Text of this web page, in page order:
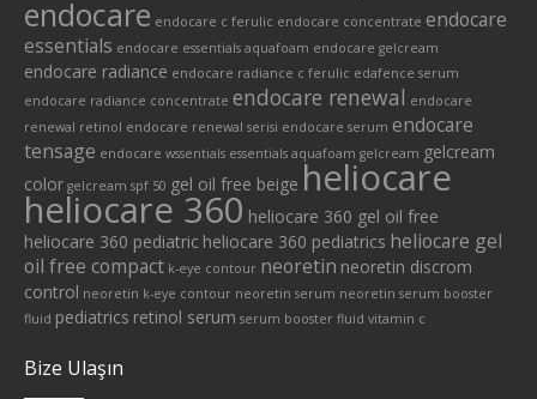
endocare endocare c ferulic endocare concentrate endocare
essentials endocare essentials aquafoam endocare gelcream
endocare radiance endocare radiance c ferulic edafence serum
endocare radiance concentrate endocare renewal endocare
renewal retinol endocare renewal serisi endocare serum endocare
tensage endocare wssentials essentials aquafoam gelcream gelcream
color gelcream spf 50 gel oil free beige heliocare
heliocare 360 heliocare 360 gel oil free
heliocare 360 pediatric heliocare 360 pediatrics heliocare gel
oil free compact k-eye contour neoretin neoretin discrom
control neoretin k-eye contour neoretin serum neoretin serum booster
fluid pediatrics retinol serum serum booster fluid vitamin c
Bize Ulaşın